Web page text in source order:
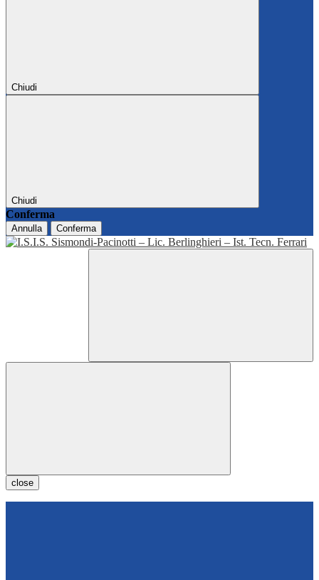
Chiudi
Chiudi
Conferma
Annulla Conferma
close